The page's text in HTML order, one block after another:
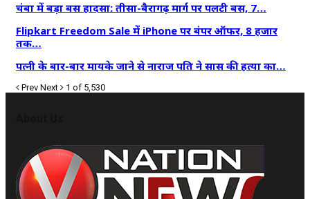
चंबा में बड़ा बस हादसा: तीसा-बैरागढ़ मार्ग पर पलटी बस, 7…
Flipkart Freedom Sale में iPhone पर बंपर ऑफर, 8 हजार
तक…
पत्नी के बार-बार मायके जाने से नाराज पति ने सास की हत्या का…
Prev Next 1 of 5,530